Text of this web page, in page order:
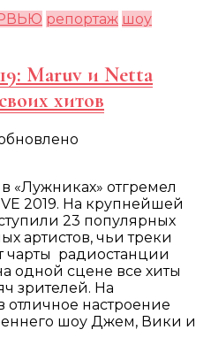
репортаж шоу
Maruv и Netta
хитов
отгремел
2019. На крупнейшей
23 популярных
артистов, чьи треки
чарты радиостанции
одной сцене все хиты
зрителей. На
настроение
шоу Джем, Вики и